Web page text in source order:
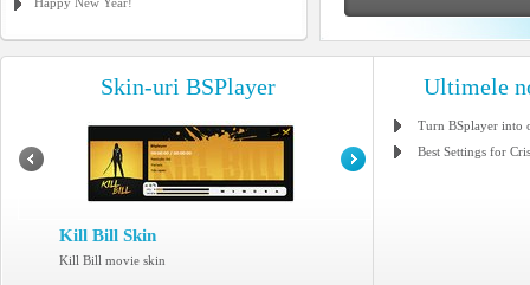
Skin-uri BSPlayer
Kill Bill Skin
Kill Bill movie skin
Ultimele
Turn BSplayer into
Best Settings for